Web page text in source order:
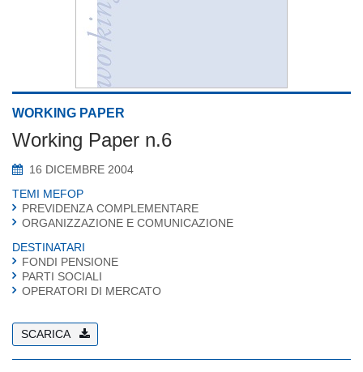
WORKING PAPER
Working Paper n.6
16 DICEMBRE 2004
TEMI MEFOP
PREVIDENZA COMPLEMENTARE
ORGANIZZAZIONE E COMUNICAZIONE
DESTINATARI
FONDI PENSIONE
PARTI SOCIALI
OPERATORI DI MERCATO
SCARICA